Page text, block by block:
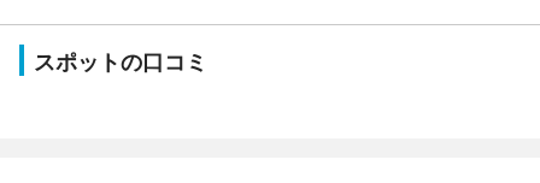
スポットの口コミ